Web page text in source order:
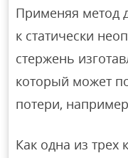
Применяя метод
к статически
стержень
который может
потери,
Как одна из трех